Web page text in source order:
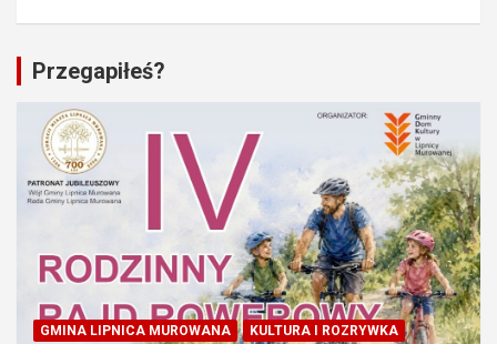
Przegapiłeś?
GMINA LIPNICA MUROWANA
KULTURA I ROZRYWKA